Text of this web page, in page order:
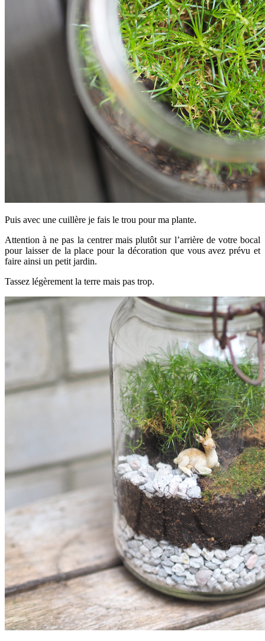
Puis avec une cuillère je fais le trou pour ma plante.
Attention à ne pas la centrer mais plutôt sur l’arrière de votre bocal
pour laisser de la place pour la décoration que vous avez prévu et
faire ainsi un petit jardin.
Tassez légèrement la terre mais pas trop.